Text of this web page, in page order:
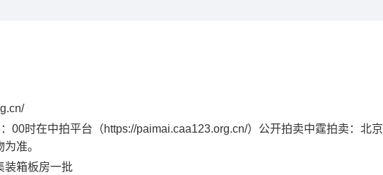
00时在中拍平台（https://paimai.caa123.org.cn/）公开拍卖中霆拍卖：北京
准。
装箱板房一批